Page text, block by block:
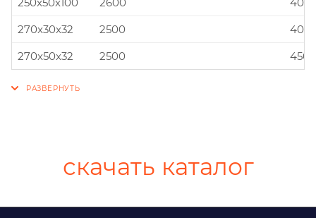
270x30x32
2500
270x50x32
2500
скачать каталог